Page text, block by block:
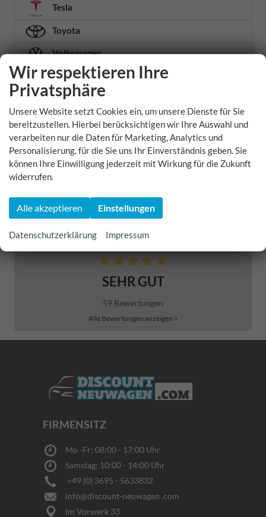
Tesla
Toyota
Volkswagen
Volvo
Weitere
Xpeng
Zeekr
Zhidou
Geparkte Fahrzeuge (
5,0
SEHR GUT
59 Bewertungen
Alle Bewertungen anzeigen >
FIRMENSITZ
Mo -Fr: 08:00 - 17:00 Uhr
Samstag: 10:00 - 14:00 Uhr
+49 (0) 3695 - 5633832
info@discount-neuwagen .com
Im Vorwerk 33
Wir respektieren Ihre
Privatsphäre
Unsere Website setzt Cookies ein, um unsere Dienste für Sie
bereitzustellen. Hierbei berücksichtigen wir Ihre Auswahl und
verarbeiten nur die Daten für Marketing, Analytics und
Personalisierung, für die Sie uns Ihr Einverständnis geben. Sie
können Ihre Einwilligung jederzeit mit Wirkung für die Zukunft
widerrufen.
Alle akzeptieren Einstellungen
Datenschutzerklärung Impressum